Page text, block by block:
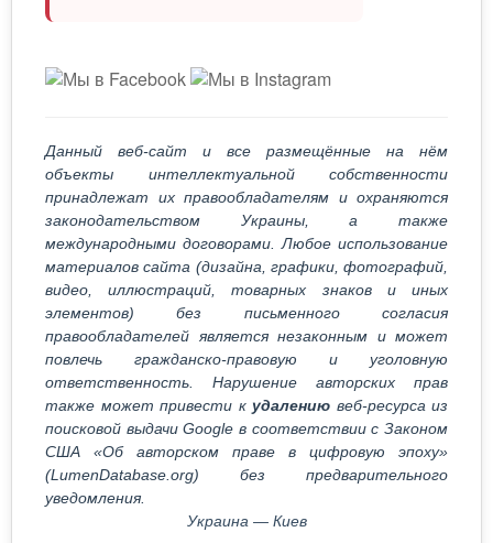
Данный веб-сайт и все размещённые на нём
объекты интеллектуальной собственности
принадлежат их правообладателям и охраняются
законодательством Украины, а также
международными договорами. Любое использование
материалов сайта (дизайна, графики, фотографий,
видео, иллюстраций, товарных знаков и иных
элементов) без письменного согласия
правообладателей является незаконным и может
повлечь гражданско-правовую и уголовную
ответственность. Нарушение авторских прав
также может привести к удалению веб-ресурса из
поисковой выдачи Google в соответствии с Законом
США «Об авторском праве в цифровую эпоху»
(LumenDatabase.org) без предварительного
уведомления.
Украина — Киев